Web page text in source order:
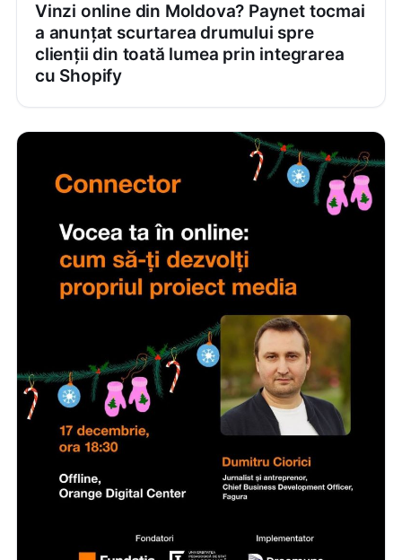
Vinzi online din Moldova? Paynet tocmai
a anunțat scurtarea drumului spre
clienții din toată lumea prin integrarea
cu Shopify